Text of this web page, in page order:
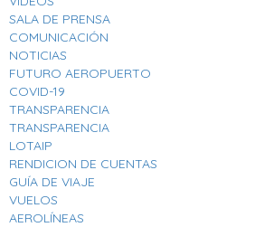
SALA DE PRENSA
COMUNICACIÓN
NOTICIAS
FUTURO AEROPUERTO
COVID-19
TRANSPARENCIA
TRANSPARENCIA
LOTAIP
RENDICION DE CUENTAS
GUÍA DE VIAJE
VUELOS
AEROLÍNEAS